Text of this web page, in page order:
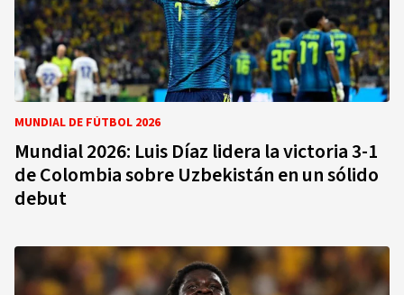
MUNDIAL DE FÚTBOL 2026
Mundial 2026: Luis Díaz lidera la victoria 3-1
de Colombia sobre Uzbekistán en un sólido
debut